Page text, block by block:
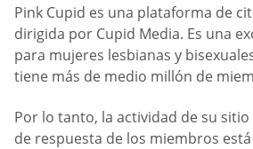
Pink Cupid es una plataforma de
dirigida por Cupid Media. Es una
para mujeres lesbianas y
tiene más de medio millón de
Por lo tanto, la actividad de su
de respuesta de los miembros